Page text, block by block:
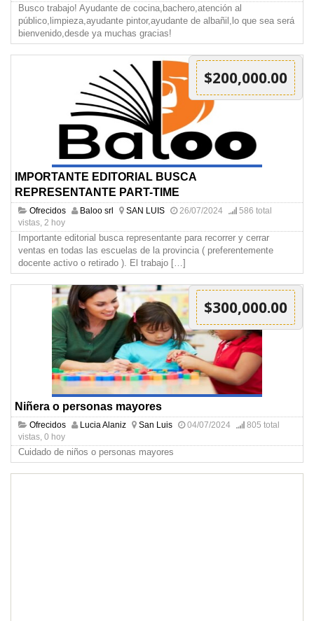
Busco trabajo! Ayudante de cocina,bachero,atención al
público,limpieza,ayudante pintor,ayudante de albañil,lo que sea será
bienvenido,desde ya muchas gracias!
$200,000.00
IMPORTANTE EDITORIAL BUSCA
REPRESENTANTE PART-TIME
Ofrecidos Baloo srl SAN LUIS 26/07/2024
586 total
vistas, 2 hoy
Importante editorial busca representante para recorrer y cerrar
ventas en todas las escuelas de la provincia ( preferentemente
docente activo o retirado ). El trabajo […]
$300,000.00
Niñera o personas mayores
Ofrecidos Lucia Alaniz San Luis 04/07/2024
805 total
vistas, 0 hoy
Cuidado de niños o personas mayores